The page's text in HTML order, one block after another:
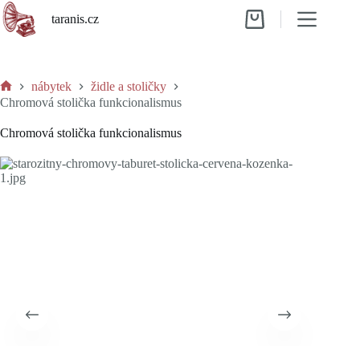
Skip
to
content
taranis.cz
Shopping
Home
nábytek
židle a stoličky
Chromová stolička funkcionalismus
Chromová stolička funkcionalismus